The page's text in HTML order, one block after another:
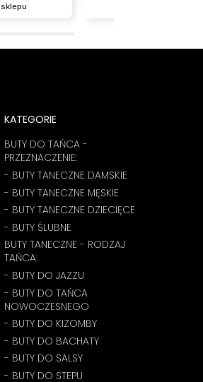
KATEGORIE
BUTY DO TAŃCA -
PRZEZNACZENIE:
- BUTY TANECZNE DAMSKIE
- BUTY TANECZNE MĘSKIE
- BUTY TANECZNE DZIECIĘCE
- BUTY ŚLUBNE
BUTY TANECZNE - RODZAJ
TAŃCA:
- BUTY DO JAZZU
- BUTY DO TAŃCA
NOWOCZESNEGO
- BUTY DO KIZOMBY
- BUTY DO BACHATY
- BUTY DO SALSY
- BUTY DO STEPU